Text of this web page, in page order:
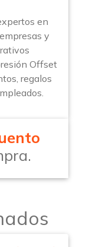
en
y
Offset
regalos